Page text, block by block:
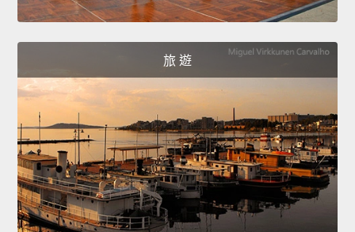
旅 遊